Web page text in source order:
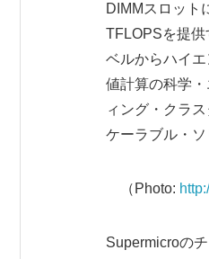
DIMMスロット
TFLOPSを提
ベルからハイ
値計算の科学
ィング・クラ
ケーラブル・
（Photo:
Supermicroの